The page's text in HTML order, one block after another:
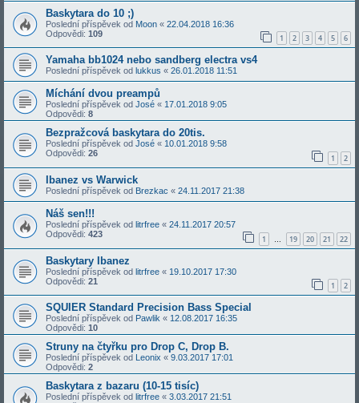
Baskytara do 10 ;)
Poslední příspěvek od Moon « 22.04.2018 16:36
Odpovědi: 109 1 2 3 4 5 6
Yamaha bb1024 nebo sandberg electra vs4
Poslední příspěvek od lukkus « 26.01.2018 11:51
Míchání dvou preampů
Poslední příspěvek od José « 17.01.2018 9:05
Odpovědi: 8
Bezpražcová baskytara do 20tis.
Poslední příspěvek od José « 10.01.2018 9:58
Odpovědi: 26 1 2
Ibanez vs Warwick
Poslední příspěvek od Brezkac « 24.11.2017 21:38
Náš sen!!!
Poslední příspěvek od litrfree « 24.11.2017 20:57
Odpovědi: 423 1 … 19 20 21 22
Baskytary Ibanez
Poslední příspěvek od litrfree « 19.10.2017 17:30
Odpovědi: 21 1 2
SQUIER Standard Precision Bass Special
Poslední příspěvek od Pawlik « 12.08.2017 16:35
Odpovědi: 10
Struny na čtyřku pro Drop C, Drop B.
Poslední příspěvek od Leonix « 9.03.2017 17:01
Odpovědi: 2
Baskytara z bazaru (10-15 tisíc)
Poslední příspěvek od litrfree « 3.03.2017 21:51